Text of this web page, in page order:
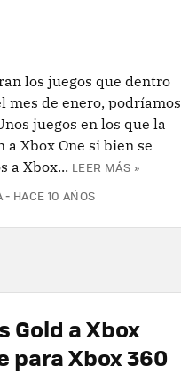
los juegos que dentro
mes de enero, podríamos
juegos en los que la
Xbox One si bien se
a Xbox... LEER MÁS »
HACE 10 AÑOS
Gold a Xbox
para Xbox 360